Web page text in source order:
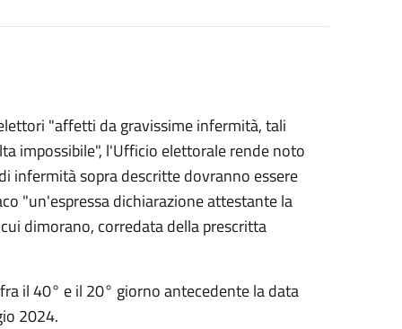
"affetti da gravissime infermità, tali
impossibile", l'Ufficio elettorale rende noto
infermità sopra descrittedovranno essere
"un'espressa dichiarazione attestante la
dimorano, corredata della prescritta
il 40° e il 20° giorno antecedente la data
2024.